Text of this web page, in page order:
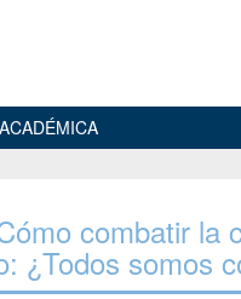
combatir la
¿Todos somos